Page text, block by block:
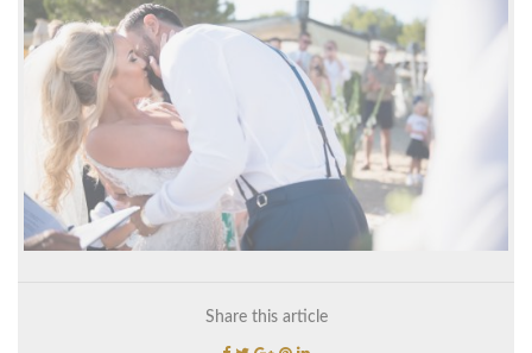
Share this article